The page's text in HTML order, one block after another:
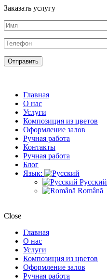
Заказать услугу
Главная
О нас
Услуги
Композиция из цветов
Оформление залов
Ручная работа
Контакты
Ручная работа
Блог
Язык:
Русский
Română
Close
Главная
О нас
Услуги
Композиция из цветов
Оформление залов
Ручная работа